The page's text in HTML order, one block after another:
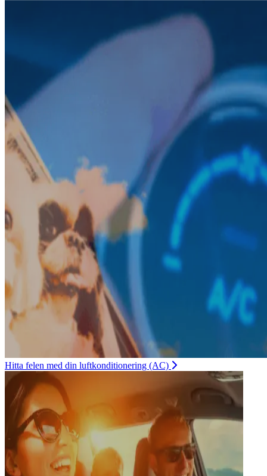
Hitta felen med din luftkonditionering (AC)